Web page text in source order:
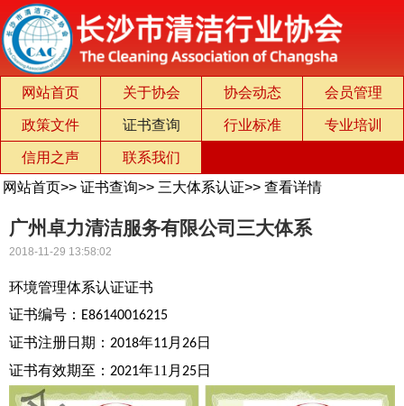
网站首页 关于协会 协会动态 会员管理
政策文件 证书查询 行业标准 专业培训
信用之声
联系我们
网站首页>> 证书查询>> 三大体系认证>> 查看详情
广州卓力清洁服务有限公司三大体系
2018-11-29 13:58:02
环境管理体系认证证书
证书编号： E86140016215
证书注册日期：2018年11月26日
证书有效期至：2021年11月25日